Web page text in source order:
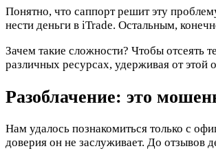
Понятно, что саппорт решит эту
нести деньги в iTrade. Остальным,
Зачем такие сложности? Чтобы отсеять
различных ресурсах, удерживая от
Разоблачение: это
Нам удалось познакомиться только с
доверия он не заслуживает. До отзывов